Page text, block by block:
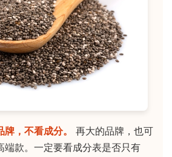
，不看成分。
再大的品牌，也可
端款。一定要看成分表是否只有